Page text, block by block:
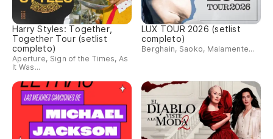
Harry Styles: Together,
Together Tour (setlist
completo)
Aperture, Sign of the Times, As
It Was...
LUX TOUR 2026 (setlist
completo)
Berghain, Saoko, Malamente...